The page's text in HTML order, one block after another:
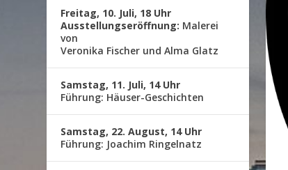
Freitag, 10. Juli, 18 Uhr
Ausstellungseröffnung: Malerei
von
Veronika Fischer und Alma Glatz
Samstag, 11. Juli, 14 Uhr
Führung: Häuser-Geschichten
Samstag, 22. August, 14 Uhr
Führung: Joachim Ringelnatz